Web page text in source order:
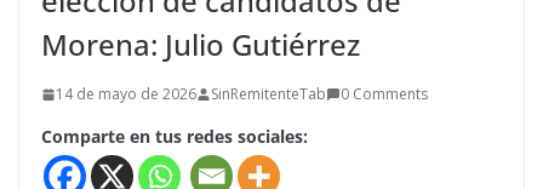
Morena: Julio Gutiérrez
14 de mayo de 2026 SinRemitenteTab 0 Comments
Comparte en tus redes sociales: